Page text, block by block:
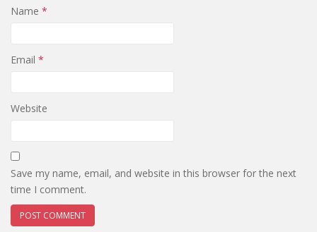
Name *
Email *
Website
Save my name, email, and website in this browser for the next
time I comment.